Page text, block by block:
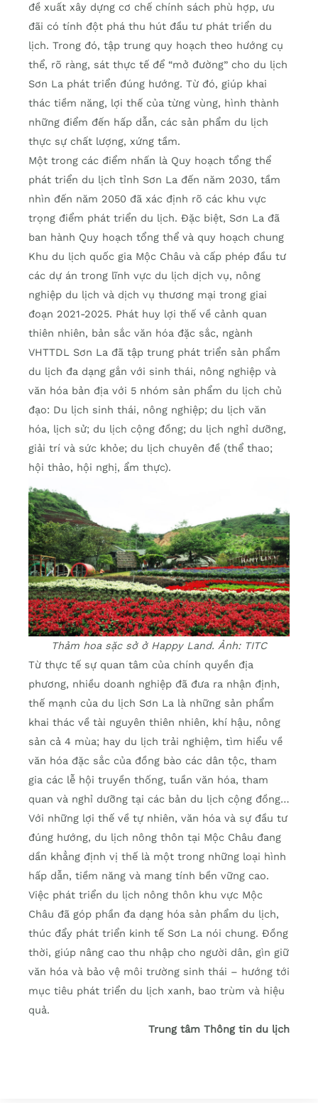
đề xuất xây dựng cơ chế chính sách phù hợp, ưu
đãi có tính đột phá thu hút đầu tư phát triển du
lịch. Trong đó, tập trung quy hoạch theo hướng cụ
thể, rõ ràng, sát thực tế để “mở đường” cho du lịch
Sơn La phát triển đúng hướng. Từ đó, giúp khai
thác tiềm năng, lợi thế của từng vùng, hình thành
những điểm đến hấp dẫn, các sản phẩm du lịch
thực sự chất lượng, xứng tầm.
Một trong các điểm nhấn là Quy hoạch tổng thể
phát triển du lịch tỉnh Sơn La đến năm 2030, tầm
nhìn đến năm 2050 đã xác định rõ các khu vực
trọng điểm phát triển du lịch. Đặc biệt, Sơn La đã
ban hành Quy hoạch tổng thể và quy hoạch chung
Khu du lịch quốc gia Mộc Châu và cấp phép đầu tư
các dự án trong lĩnh vực du lịch dịch vụ, nông
nghiệp du lịch và dịch vụ thương mại trong giai
đoạn 2021-2025. Phát huy lợi thế về cảnh quan
thiên nhiên, bản sắc văn hóa đặc sắc, ngành
VHTTDL Sơn La đã tập trung phát triển sản phẩm
du lịch đa dạng gắn với sinh thái, nông nghiệp và
văn hóa bản địa với 5 nhóm sản phẩm du lịch chủ
đạo: Du lịch sinh thái, nông nghiệp; du lịch văn
hóa, lịch sử; du lịch cộng đồng; du lịch nghỉ dưỡng,
giải trí và sức khỏe; du lịch chuyên đề (thể thao;
hội thảo, hội nghị, ẩm thực).
Thảm hoa sặc sở ở Happy Land. Ảnh: TITC
Từ thực tế sự quan tâm của chính quyền địa
phương, nhiều doanh nghiệp đã đưa ra nhận định,
thế mạnh của du lịch Sơn La là những sản phẩm
khai thác về tài nguyên thiên nhiên, khí hậu, nông
sản cả 4 mùa; hay du lịch trải nghiệm, tìm hiểu về
văn hóa đặc sắc của đồng bào các dân tộc, tham
gia các lễ hội truyền thống, tuần văn hóa, tham
quan và nghỉ dưỡng tại các bản du lịch cộng đồng…
Với những lợi thế về tự nhiên, văn hóa và sự đầu tư
đúng hướng, du lịch nông thôn tại Mộc Châu đang
dần khẳng định vị thế là một trong những loại hình
hấp dẫn, tiềm năng và mang tính bền vững cao.
Việc phát triển du lịch nông thôn khu vực Mộc
Châu đã góp phần đa dạng hóa sản phẩm du lịch,
thúc đẩy phát triển kinh tế Sơn La nói chung. Đồng
thời, giúp nâng cao thu nhập cho người dân, gìn giữ
văn hóa và bảo vệ môi trường sinh thái – hướng tới
mục tiêu phát triển du lịch xanh, bao trùm và hiệu
quả.
Trung tâm Thông tin du lịch